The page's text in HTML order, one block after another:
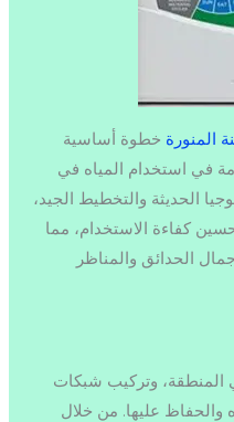
المنورة خطوة أساسية
في استخدام المياه في
الحديثة والتخطيط الجيد،
كفاءة الاستخدام، مما
الحدائق والمناظر
المنطقة، وتركيب شبكات
والحفاظ عليها. من خلال